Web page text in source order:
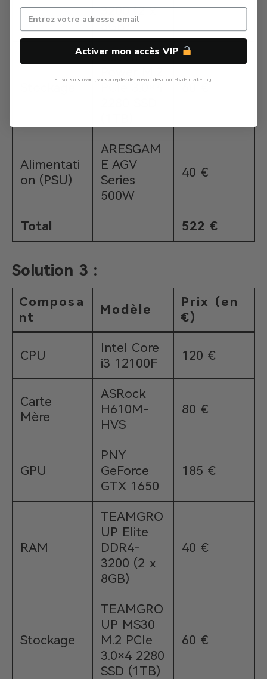
3200 (2 x
8GB)
Silicon
Alimentati
on (PSU)
ARESGAM
E AGV
Series
500W
40 €
Total 522 €
Solution 3 :
Composa
nt
Modèle
Prix (en
€)
CPU
Intel Core
i3 12100F
120 €
Carte
Mère
ASRock
H610M-
HVS
80 €
GPU
PNY
GeForce
GTX 1650
185 €
RAM
TEAMGRO
UP Elite
DDR4-
3200 (2 x
8GB)
40 €
Stockage
TEAMGRO
UP MS30
M.2 PCIe
3.0×4 2280
SSD (1TB)
60 €
Activer mon accès VIP
En vous inscrivant, vous acceptez de recevoir des courriels de marketing.